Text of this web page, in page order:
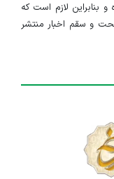
بنابراین لازم است که
و سقم اخبار منتشر